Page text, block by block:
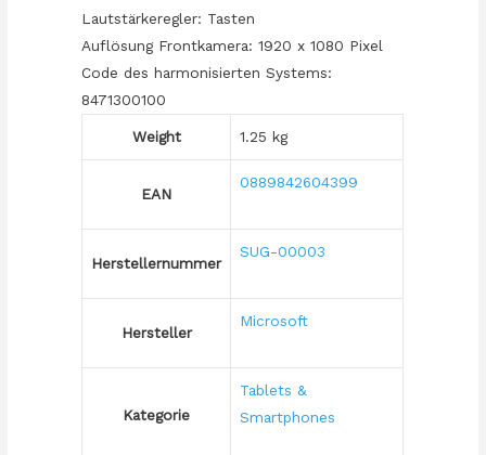
Lautstärkeregler: Tasten
Auflösung Frontkamera: 1920 x 1080 Pixel
Code des harmonisierten Systems:
8471300100
Weight 1.25 kg
EAN
0889842604399
Herstellernummer
SUG-00003
Hersteller
Microsoft
Kategorie
Tablets &
Smartphones